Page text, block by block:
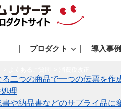
プロダクト 導入事例
二つの商品で一つの伝票を作
理
や納品書などのサプライ品に